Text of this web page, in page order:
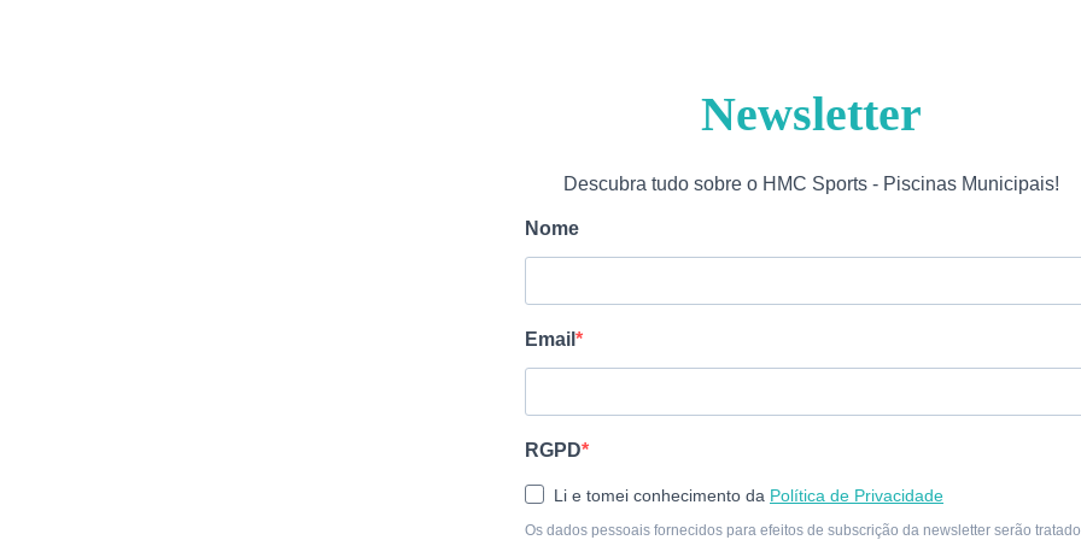
Newsletter
Descubra tudo sobre o HMC Sports - Piscinas Municipais!
Nome
Email
RGPD
Li e tomei conhecimento da Política de Privacidade
Os dados pessoais fornecidos para efeitos de subscrição da newsletter serão